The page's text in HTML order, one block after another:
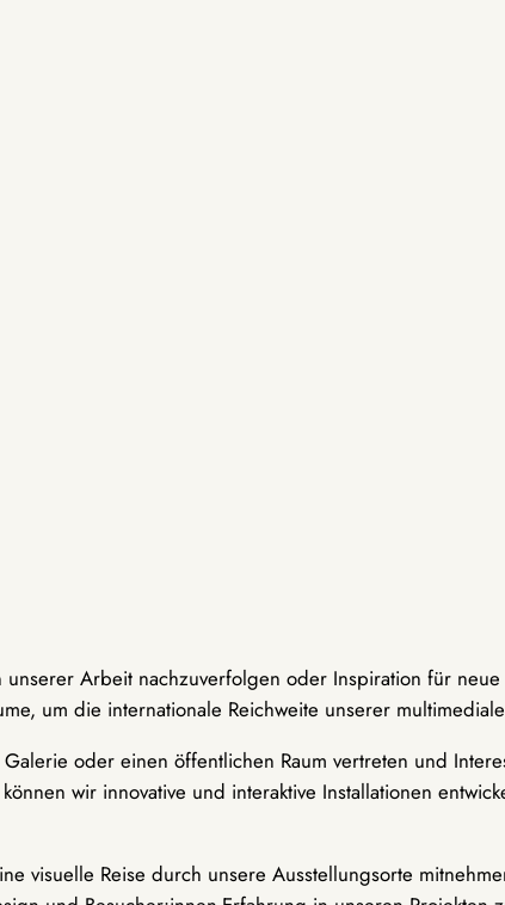
Arbeit nachzuverfolgen oder Inspiration für
um die internationale Reichweite unserer
oder einen öffentlichen Raum vertreten und
können wir innovative und interaktive Installationen
visuelle Reise durch unsere Ausstellungsorte